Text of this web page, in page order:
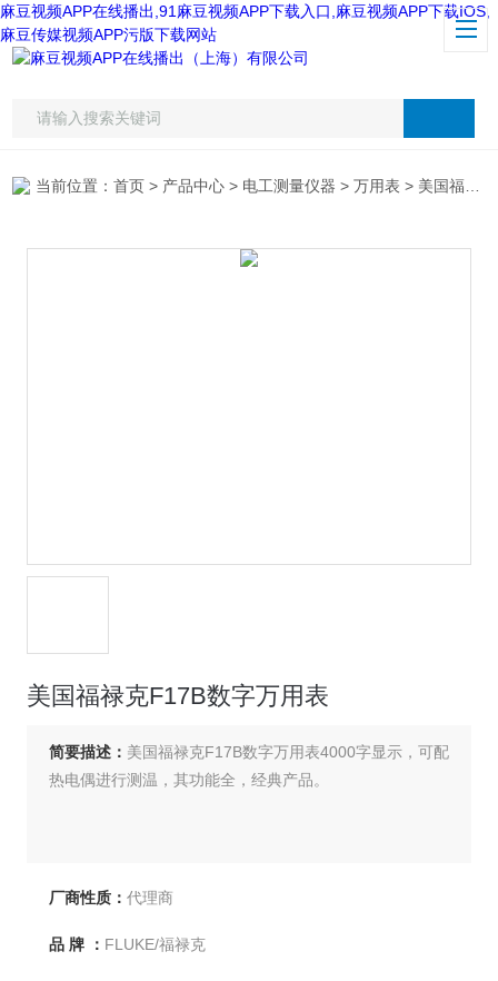
麻豆视频APP在线播出,91麻豆视频APP下载入口,麻豆视频APP下载IOS,
麻豆传媒视频APP污版下载网站
当前位置：首页 > 产品中心 > 电工测量仪器 >万用表 > 美国福禄克F17B数字万用表
美国福禄克F17B数字万用表
简要描述： 美国福禄克F17B数字万用表4000字显示，可配
热电偶进行测温，其功能全，经典产品。
厂商性质： 代理商
品 牌 ： FLUKE/福禄克